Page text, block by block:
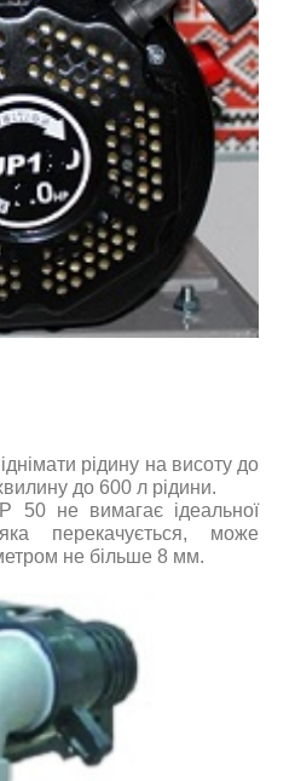
рідину на висоту до
до 600 л рідини.
50 не вимагає ідеальної
перекачується, може
не більше 8 мм.